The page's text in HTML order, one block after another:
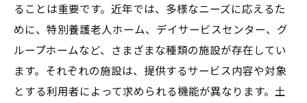
ることは重要です。近年では、多様なニーズに応えるた
めに、特別養護老人ホーム、デイサービスセンター、グ
ループホームなど、さまざまな種類の施設が存在してい
ます。それぞれの施設は、提供するサービス内容や対象
とする利用者によって求められる機能が異なります。土